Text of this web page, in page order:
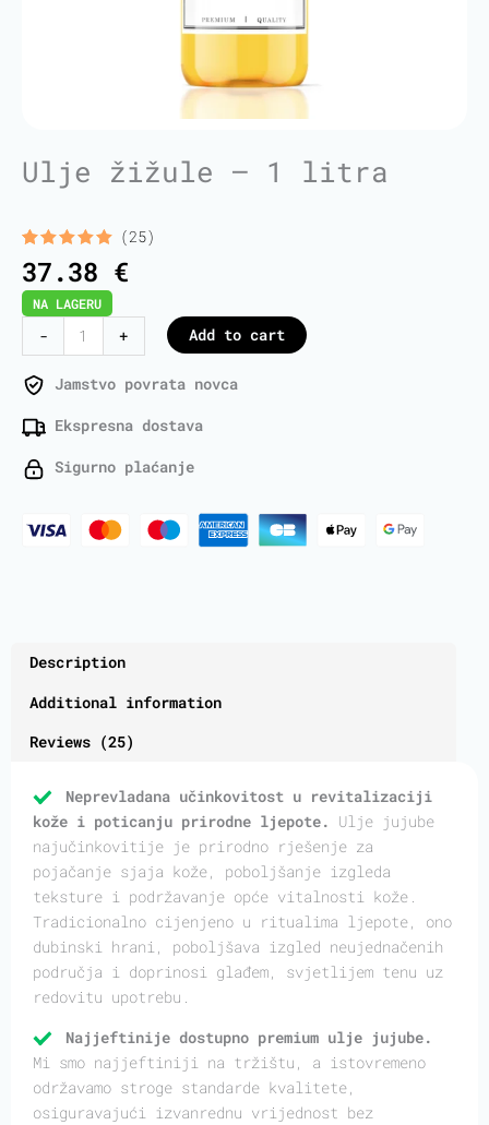
Ulje žižule – 1 litra
Rated5.00
out of 5
based on
25
customer
ratings
(25)
37.38 €
NA LAGERU
-
Oil
-
Liter
+ Add to cart
Jamstvo povrata novca
Ekspresna dostava
Sigurno plaćanje
Description
Additional information
Reviews (25)
Neprevladana učinkovitost u revitalizaciji
kože i poticanju prirodne ljepote. Ulje jujube
najučinkovitije je prirodno rješenje za
pojačanje sjaja kože, poboljšanje izgleda
teksture i podržavanje opće vitalnosti kože.
Tradicionalno cijenjeno u ritualima ljepote, ono
dubinski hrani, poboljšava izgled neujednačenih
područja i doprinosi glađem, svjetlijem tenu uz
redovitu upotrebu.
Najjeftinije dostupno premium ulje jujube.
Mi smo najjeftiniji na tržištu, a istovremeno
održavamo stroge standarde kvalitete,
osiguravajući izvanrednu vrijednost bez